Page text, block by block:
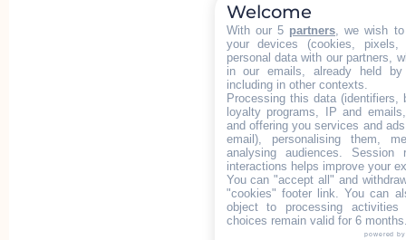
ACCUEIL - ÉTÉ
DÉCOUVRIR
Welcome
With our 5 partners, we wish to
your devices (cookies,
personal data with our partners,
in our emails, already held
including in other contexts.
Processing this data (identifiers,
loyalty programs, IP and
and offering you services and
email), personalising them,
analysing audiences.
interactions helps improve your
You can "accept all" and
"cookies" footer link. You can
object to processing
choices remain valid for 6
powered by